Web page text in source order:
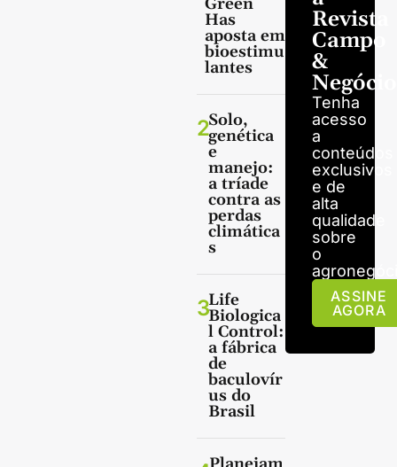
Has
aposta em
bioestimu
lantes
2Solo,
genética
e
manejo:
a tríade
contra as
perdas
climática
s
3Life
Biologica
l Control:
a fábrica
de
baculovír
us do
Brasil
Revista
Campo
&
Tenha
acesso
a
conteúdos
exclusivos
e de
alta
qualidade
sobre
o
ASSINE
AGORA